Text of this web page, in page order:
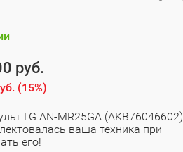
руб.
(15%)
LG AN-MR25GA
ваша техника при
его!